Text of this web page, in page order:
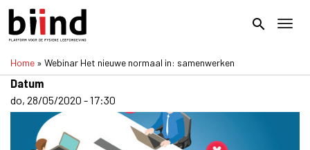
Overslaan
naar
inhoud
gaan
search
Home Webinar Het nieuwe normaal in: samenwerken
Datum
do, 28/05/2020 - 17:30